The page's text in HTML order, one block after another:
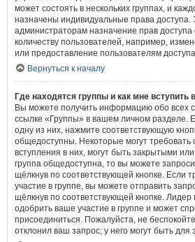
может состоять в нескольких группах, и
назначены индивидуальные права доступа.
администраторам назначение прав
количеству пользователей, например,
или предоставление пользователям
Вернуться к началу
Где находятся группы и как мне вступить
Вы можете получить информацию обо всех
ссылке «Группы» в вашем личном разделе.
одну из них, нажмите соответствующую
общедоступны. Некоторые могут требовать
вступления в них, могут быть закрытыми
группа общедоступна, то вы можете
щёлкнув по соответствующей кнопке. Если
участие в группе, вы можете отправить
щёлкнув по соответствующей кнопке.
одобрить ваше участие в группе и может
присоединиться. Пожалуйста, не
отклонил ваш запрос; у него могут быть для